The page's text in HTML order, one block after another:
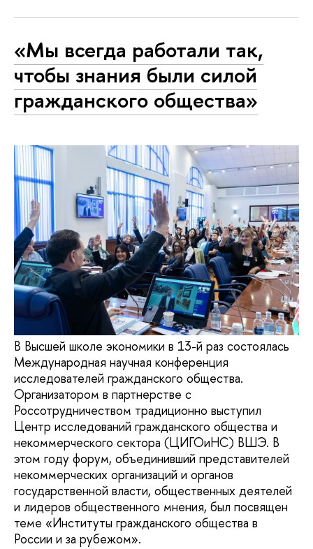
«Мы всегда работали так,
чтобы знания были силой
гражданского общества»
В Высшей школе экономики в 13-й раз состоялась
Международная научная конференция
исследователей гражданского общества.
Организатором в партнерстве с
Россотрудничеством традиционно выступил
Центр исследований гражданского общества и
некоммерческого сектора (ЦИГОиНС) ВШЭ. В
этом году форум, объединивший представителей
некоммерческих организаций и органов
государственной власти, общественных деятелей
и лидеров общественного мнения, был посвящен
теме «Институты гражданского общества в
России и за рубежом».